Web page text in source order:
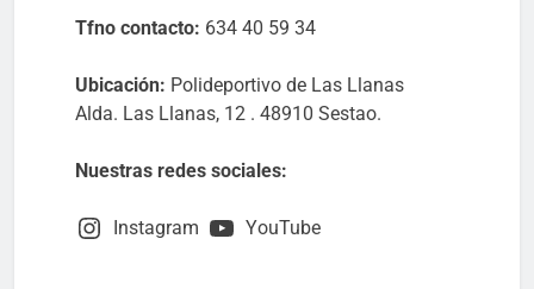
Tfno contacto: 634 40 59 34
Ubicación: Polideportivo de Las Llanas
Alda. Las Llanas, 12 . 48910 Sestao.
Nuestras redes sociales:
Instagram YouTube